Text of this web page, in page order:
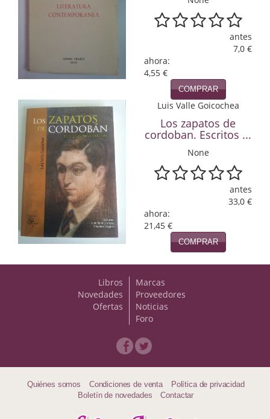
Matemáticas
Medicina
Música
Naturaleza
Novela Extranjera
Novela fantástica
Novela histórica
antes
7,0 €
ahora:
4,55 €
COMPRAR
Luis Valle Goicochea
Los zapatos de
cordoban. Escritos ...
None
antes
33,0 €
ahora:
21,45 €
COMPRAR
Libros
Novedades
Ofertas
Marcas
Proveedores
Noticias
Foro
Quiénes somos Condiciones de venta
Política de privacidad
Boletín de novedades
Contactar